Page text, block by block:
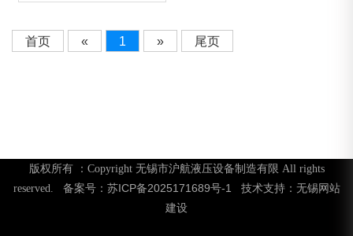
首页 « 1 » 尾页
版权所有 ：Copyright 无锡市沪航液压设备制造有限 All rights
reserved. 备案号： 苏ICP备2025171689号-1 技术支持： 无锡网站
建设